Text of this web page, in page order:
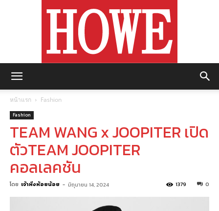
หน้าแรก Fashion
Fashion
TEAM WANG x JOOPITER เปิด
ตัวTEAM JOOPITER
คอลเลคชัน
โดย เจ้าหิ่งห้อยน้อย - มิถุนายน 14, 2024 0
1379